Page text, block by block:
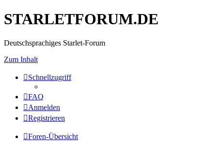
STARLETFORUM.DE
Deutschsprachiges Starlet-Forum
Zum Inhalt
Schnellzugriff
FAQ
Anmelden
Registrieren
Foren-Übersicht